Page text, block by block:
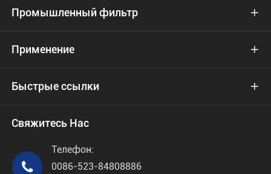
Промышленный фильтр 
Применение 
Быстрые ссылки 
Свяжитесь Нас

Телефон:
0086-523-84808886